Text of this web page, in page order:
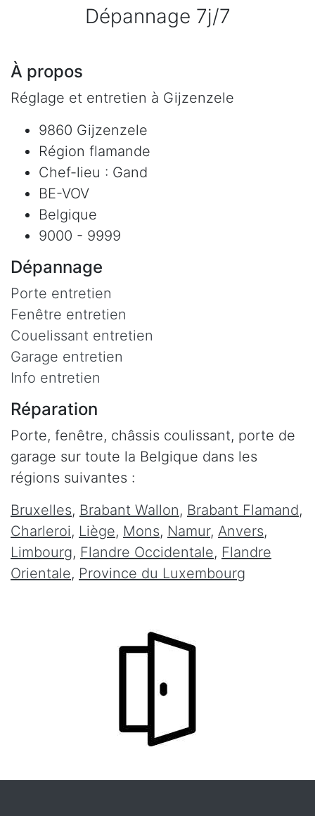
Dépannage 7j/7
À propos
Réglage et entretien à Gijzenzele
9860 Gijzenzele
Région flamande
Chef-lieu : Gand
BE-VOV
Belgique
9000 - 9999
Dépannage
Porte entretien
Fenêtre entretien
Couelissant entretien
Garage entretien
Info entretien
Réparation
Porte, fenêtre, châssis coulissant, porte de
garage sur toute la Belgique dans les
régions suivantes :
Bruxelles, Brabant Wallon, Brabant Flamand,
Charleroi, Liège, Mons, Namur, Anvers,
Limbourg, Flandre Occidentale, Flandre
Orientale, Province du Luxembourg